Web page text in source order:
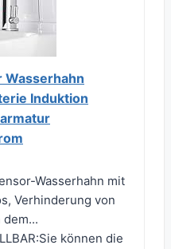
Wasserhahn
Induktion
Wasserhahn mit
Verhinderung von
können die